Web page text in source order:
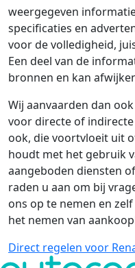
weergegeven
specificaties en
voor de volledigheid,
Een deel van de
bronnen en kan
Wij aanvaarden dan
voor directe of
ook, die voortvloeit uit
houdt met het gebruik
aangeboden diensten
raden u aan om bij
ons op te nemen en
het nemen van
Direct regelen voor